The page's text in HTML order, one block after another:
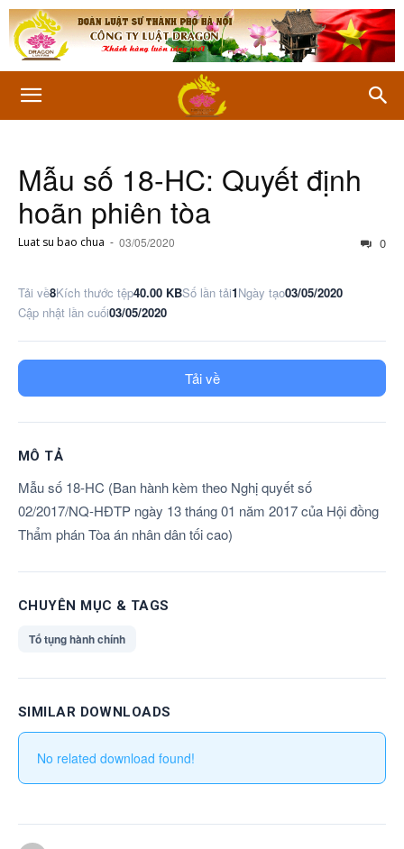
Mẫu số 18-HC: Quyết định
hoãn phiên tòa
Luat su bao chua - 03/05/2020 0
Tải về8Kích thước tệp40.00 KBSố lần tải1Ngày tạo03/05/2020
Cập nhật lần cuối03/05/2020
Tải về
MÔ TẢ
Mẫu số 18-HC (Ban hành kèm theo Nghị quyết số
02/2017/NQ-HĐTP ngày 13 tháng 01 năm 2017 của Hội đồng
Thẩm phán Tòa án nhân dân tối cao)
CHUYÊN MỤC & TAGS
Tố tụng hành chính
SIMILAR DOWNLOADS
No related download found!